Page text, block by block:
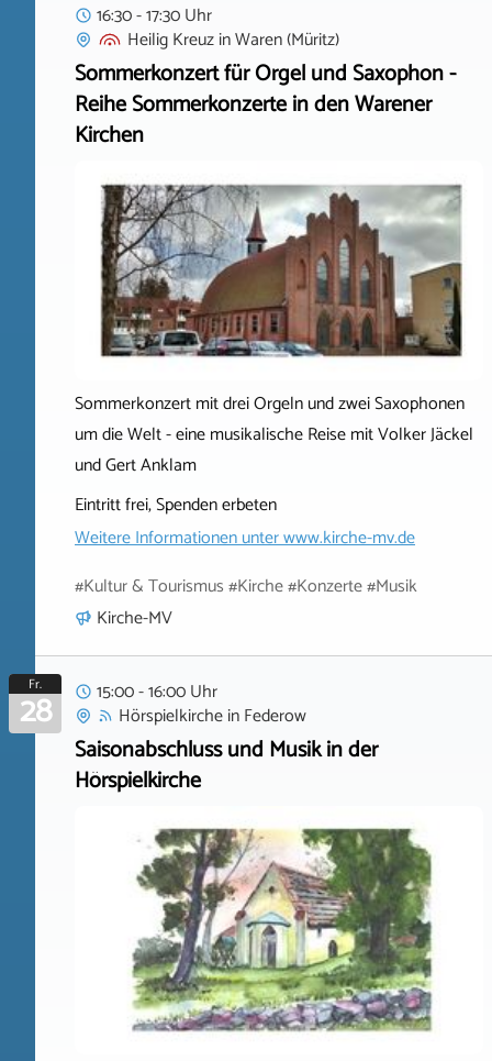
16:30 - 17:30 Uhr
Heilig KreuzinWaren (Müritz)
Sommerkonzert für Orgel und Saxophon -
Reihe Sommerkonzerte in den Warener
Kirchen
Sommerkonzert mit drei Orgeln und zwei Saxophonen
um die Welt - eine musikalische Reise mit Volker Jäckel
und Gert Anklam
Eintritt frei, Spenden erbeten
Weitere Informationen unterwww.kirche-mv.de
#Kultur & Tourismus #Kirche #Konzerte #Musik
Kirche-MV
Fr.
28
15:00 - 16:00 Uhr
HörspielkircheinFederow
Saisonabschluss und Musik in der
Hörspielkirche